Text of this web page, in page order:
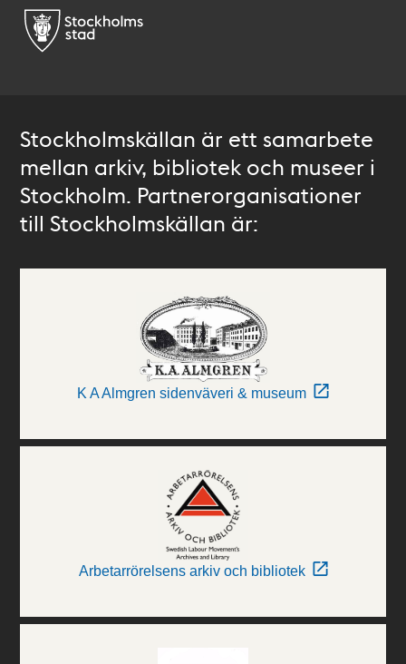
Stockholmskällan är ett samarbete
mellan arkiv, bibliotek och museer i
Stockholm. Partnerorganisationer
till Stockholmskällan är:
K A Almgren sidenväveri & museum
Arbetarrörelsens arkiv och bibliotek